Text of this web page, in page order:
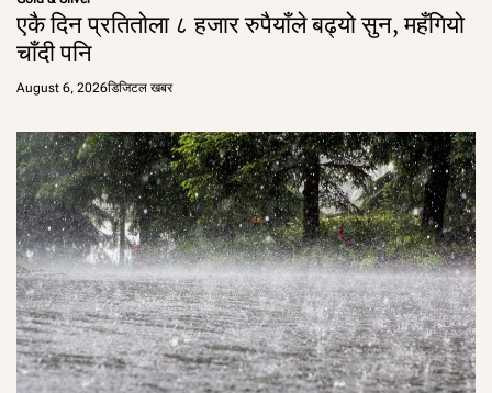
एकै दिन प्रतितोला ८ हजार रुपैयाँले बढ्यो सुन, महँगियो
चाँदी पनि
August 6, 2026डिजिटल खबर